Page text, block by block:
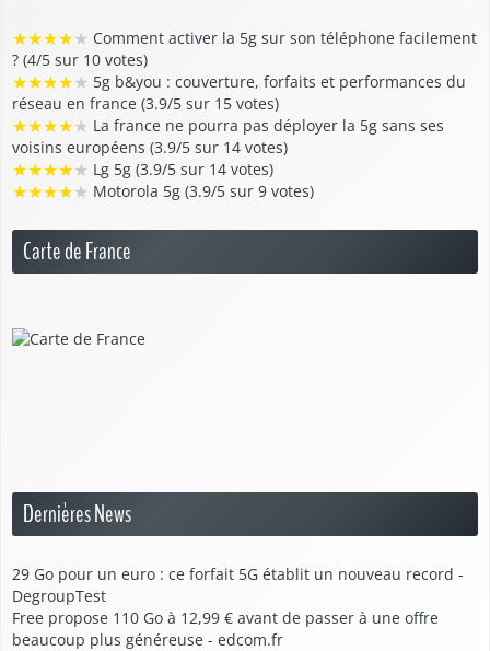
★★★★★ Comment activer la 5g sur son téléphone facilement
? (4/5 sur 10 votes)
★★★★★ 5g b&you : couverture, forfaits et performances du
réseau en france (3.9/5 sur 15 votes)
★★★★★ La france ne pourra pas déployer la 5g sans ses
voisins européens (3.9/5 sur 14 votes)
★★★★★ Lg 5g (3.9/5 sur 14 votes)
★★★★★ Motorola 5g (3.9/5 sur 9 votes)
Carte de France
Dernières News
29 Go pour un euro : ce forfait 5G établit un nouveau record -
DegroupTest
Free propose 110 Go à 12,99 € avant de passer à une offre
beaucoup plus généreuse - edcom.fr